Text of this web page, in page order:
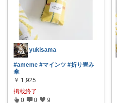
yukisama
#ameme #マインツ #折り畳み
傘
￥ 1,925
掲載終了
0 0 9